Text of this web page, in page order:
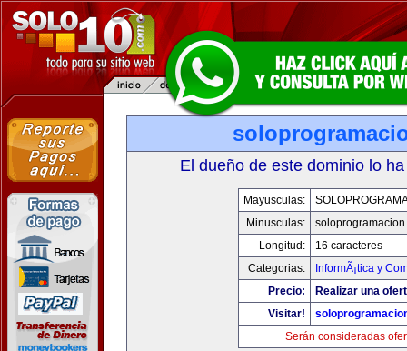
El dueño de este dominio lo
Mayusculas:
Minusculas:
Longitud:
16 caracteres
Categorias:
InformÃ¡tica y
Precio:
Realizar una
Visitar!
Serán consideradas